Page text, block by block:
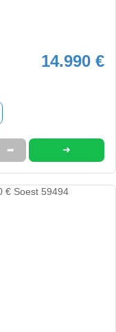
14.990 €
➦ ➜